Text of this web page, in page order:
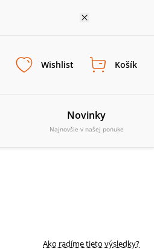
Wishlist Košík
Novinky
Najnovšie v našej ponuke
Ako radíme tieto výsledky?